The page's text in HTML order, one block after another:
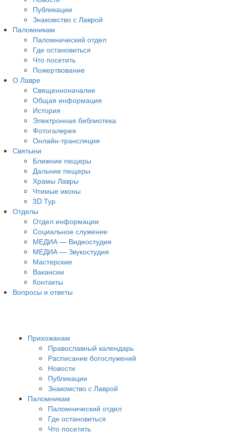
Публикации
Знакомство с Лаврой
Паломникам
Паломнический отдел
Где остановиться
Что посетить
Пожертвование
О Лавре
Священноначалие
Общая информация
История
Электронная библиотека
Фотогалерея
Онлайн-трансляция
Святыни
Ближние пещеры
Дальние пещеры
Храмы Лавры
Чтимые иконы
3D Тур
Отделы
Отдел информации
Социальное служение
МЕДИА — Видеостудия
МЕДИА — Звукостудия
Мастерские
Вакансии
Контакты
Вопросы и ответы
Прихожанам
Православный календарь
Расписание богослужений
Новости
Публикации
Знакомство с Лаврой
Паломникам
Паломнический отдел
Где остановиться
Что посетить